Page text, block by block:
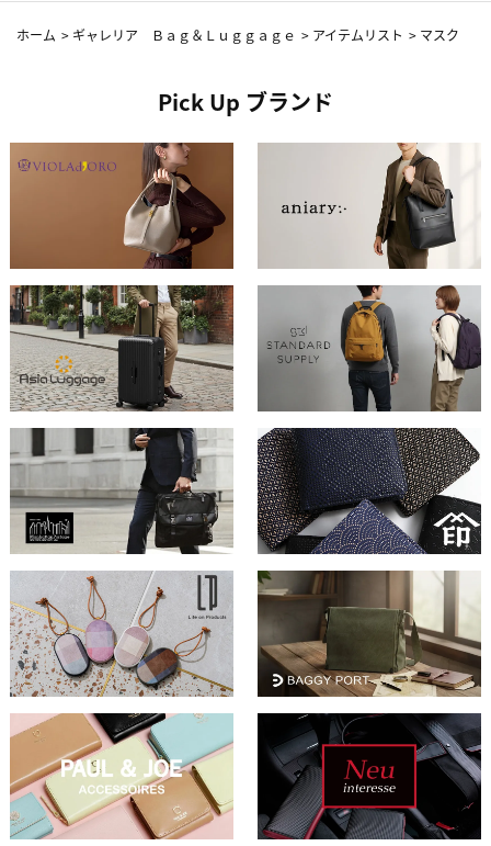
ホーム > ギャレリア Ｂａｇ＆Ｌｕｇｇａｇｅ > アイテムリスト > マスク
Pick Up ブランド